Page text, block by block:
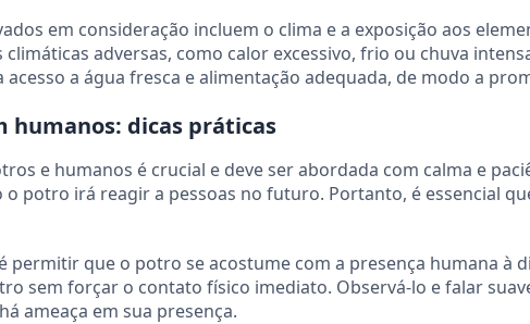
em consideração incluem o clima e a exposição aos
adversas, como calor excessivo, frio ou chuva
a água fresca e alimentação adequada, de modo a
humanos: dicas práticas
e humanos é crucial e deve ser abordada com calma e
potro irá reagir a pessoas no futuro. Portanto, é essencial
permitir que o potro se acostume com a presença humana à
sem forçar o contato físico imediato. Observá-lo e falar
ameaça em sua presença.